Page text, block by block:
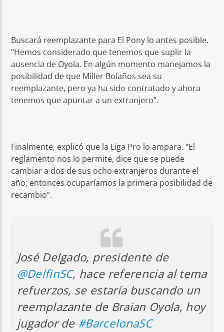
Buscará reemplazante para El Pony lo antes posible.
“Hemos considerado que tenemos que suplir la
ausencia de Oyola. En algún momento manejamos la
posibilidad de que Miller Bolaños sea su
reemplazante, pero ya ha sido contratado y ahora
tenemos que apuntar a un extranjero”.
Finalmente, explicó que la Liga Pro lo ampara. “El
reglamento nos lo permite, dice que se puede
cambiar a dos de sus ocho extranjeros durante el
año; entonces ocuparíamos la primera posibilidad de
recambio”.
José Delgado, presidente de
@DelfinSC, hace referencia al tema
refuerzos, se estaría buscando un
reemplazante de Braian Oyola, hoy
jugador de #BarcelonaSC